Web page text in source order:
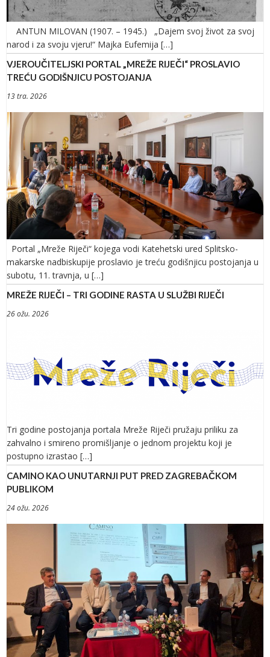
ANTUN MILOVAN (1907. – 1945.) „Dajem svoj život za svoj
narod i za svoju vjeru!“ Majka Eufemija […]
VJEROUČITELJSKI PORTAL „MREŽE RIJEČI“ PROSLAVIO
TREĆU GODIŠNJICU POSTOJANJA
13 tra. 2026
Portal „Mreže Riječi“ kojega vodi Katehetski ured Splitsko-
makarske nadbiskupije proslavio je treću godišnjicu postojanja u
subotu, 11. travnja, u […]
MREŽE RIJEČI – TRI GODINE RASTA U SLUŽBI RIJEČI
26 ožu. 2026
Tri godine postojanja portala Mreže Riječi pružaju priliku za
zahvalno i smireno promišljanje o jednom projektu koji je
postupno izrastao […]
CAMINO KAO UNUTARNJI PUT PRED ZAGREBAČKOM
PUBLIKOM
24 ožu. 2026